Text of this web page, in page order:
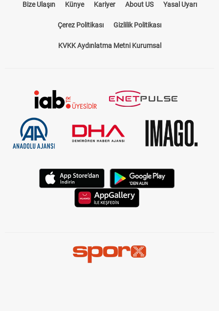
Bize Ulaşın Künye Kariyer About US Yasal Uyarı
Çerez Politikası Gizlilik Politikası
KVKK Aydınlatma Metni Kurumsal